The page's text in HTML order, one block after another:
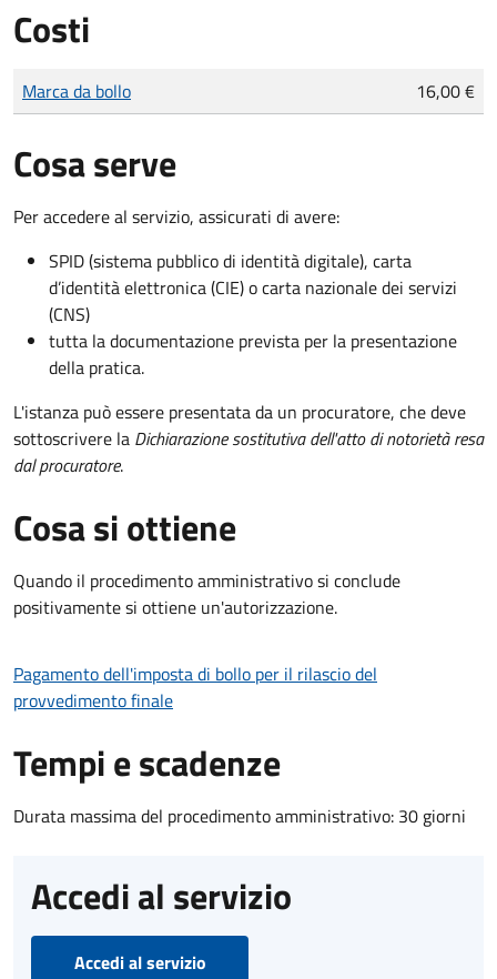
Costi
Tipo di pagamento
Importo
Marca da bollo 16,00 €
Cosa serve
Per accedere al servizio, assicurati di avere:
SPID (sistema pubblico di identità digitale), carta
d’identità elettronica (CIE) o carta nazionale dei servizi
(CNS)
tutta la documentazione prevista per la presentazione
della pratica.
L'istanza può essere presentata da un procuratore, che deve
sottoscrivere la Dichiarazione sostitutiva dell'atto di notorietà resa
dal procuratore.
Cosa si ottiene
Quando il procedimento amministrativo si conclude
positivamente si ottiene un'autorizzazione.
Pagamento dell'imposta di bollo per il rilascio del
provvedimento finale
Tempi e scadenze
Durata massima del procedimento amministrativo: 30 giorni
Accedi al servizio
Accedi al servizio